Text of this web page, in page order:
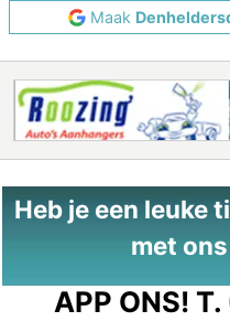
Maak
Heb je een leuke
met
APP ONS! T.